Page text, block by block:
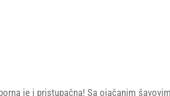
je i pristupačna! Sa ojačanim